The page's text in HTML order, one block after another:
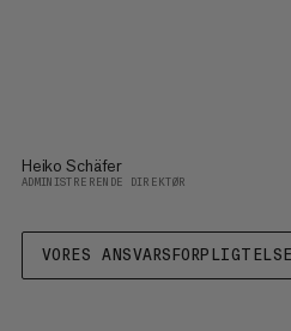
Heiko Schäfer
ADMINISTRERENDE DIREKTØR
VORES ANSVARSFORPLIGTELSE